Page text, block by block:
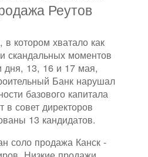
Реутов
в котором хватало как
скандальных моментов
дня, 13, 16 и 17 мая,
Банк нарушал
базового капитала
совет директоров
13 кандидатов.
соло продажа Канск -